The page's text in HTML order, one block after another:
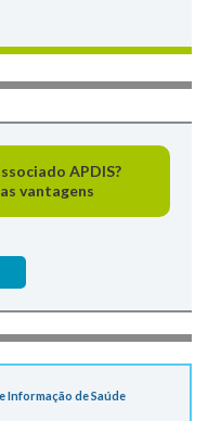
APDIS?
vantagens
Informação de Saúde